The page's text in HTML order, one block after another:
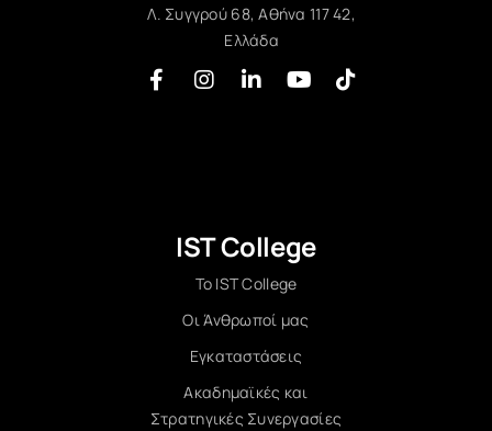
Λ. Συγγρού 68, Αθήνα 117 42,
Ελλάδα
IST College
Το IST College
Οι Άνθρωποί μας
Εγκαταστάσεις
Ακαδημαϊκές και
Στρατηγικές Συνεργασίες